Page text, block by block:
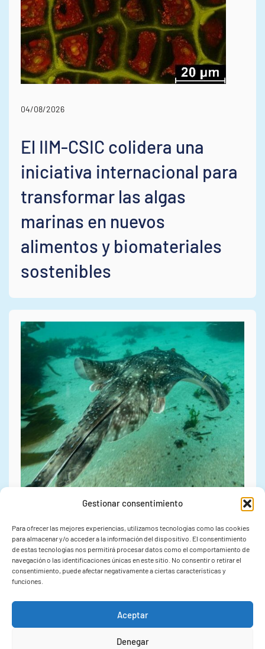
Gestionar consentimiento
Para ofrecer las mejores experiencias, utilizamos tecnologías como las cookies
para almacenar y/o acceder a la información del dispositivo. El consentimiento
de estas tecnologías nos permitirá procesar datos como el comportamiento de
navegación o las identificaciones únicas en este sitio. No consentir o retirar el
consentimiento, puede afectar negativamente a ciertas características y
funciones.
Aceptar
Denegar
04/08/2026
El IIM-CSIC colidera una
iniciativa internacional para
transformar las algas
marinas en nuevos
alimentos y biomateriales
sostenibles
El IIM-CSIC culmina el
proyecto MOVE y presentará
sus avances sobre
conectividad marina en el